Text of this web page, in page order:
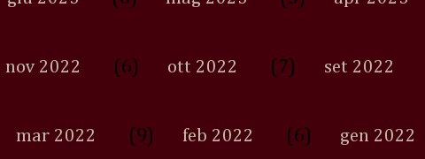
nov 2022 (6) ott 2022 (7) set 2022
mar 2022 (9) feb 2022 (6) gen 2022